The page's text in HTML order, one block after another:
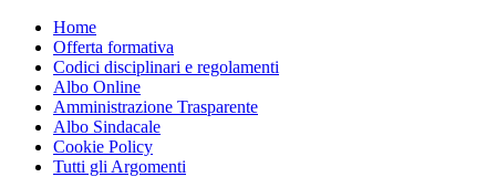
Home
Offerta formativa
Codici disciplinari e regolamenti
Albo Online
Amministrazione Trasparente
Albo Sindacale
Cookie Policy
Tutti gli Argomenti